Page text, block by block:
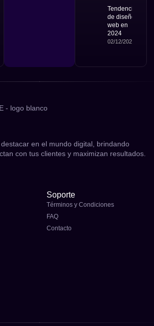
Tendencias
de diseño
web en
2024
02/12/2024
en el mundo digital, brindando
con tus clientes y maximizan resultados.
Soporte
Términos y Condiciones
FAQ
Contacto